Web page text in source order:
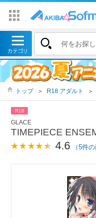
トップ ＞ R18 アダルト ＞
R18
GLACE
TIMEPIECE
4.6 （5件